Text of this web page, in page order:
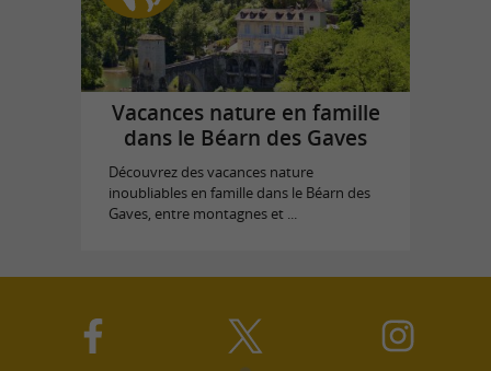
Vacances nature en famille
dans le Béarn des Gaves
Découvrez des vacances nature
inoubliables en famille dans le Béarn des
Gaves, entre montagnes et ...